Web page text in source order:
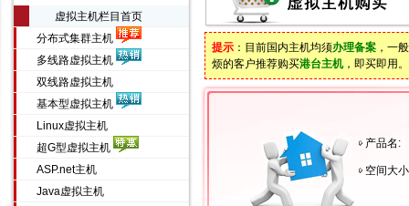
虚拟主机栏目首页
分布式集群主机
多线路虚拟主机
双线路虚拟主机
基本型虚拟主机
Linux虚拟主机
超G型虚拟主机
ASP.net主机
Java虚拟主机
提示 ：目前国内主机均须办理备案 ，一
烦的客户推荐购买港台主机，即买即用
产品名:
空间大